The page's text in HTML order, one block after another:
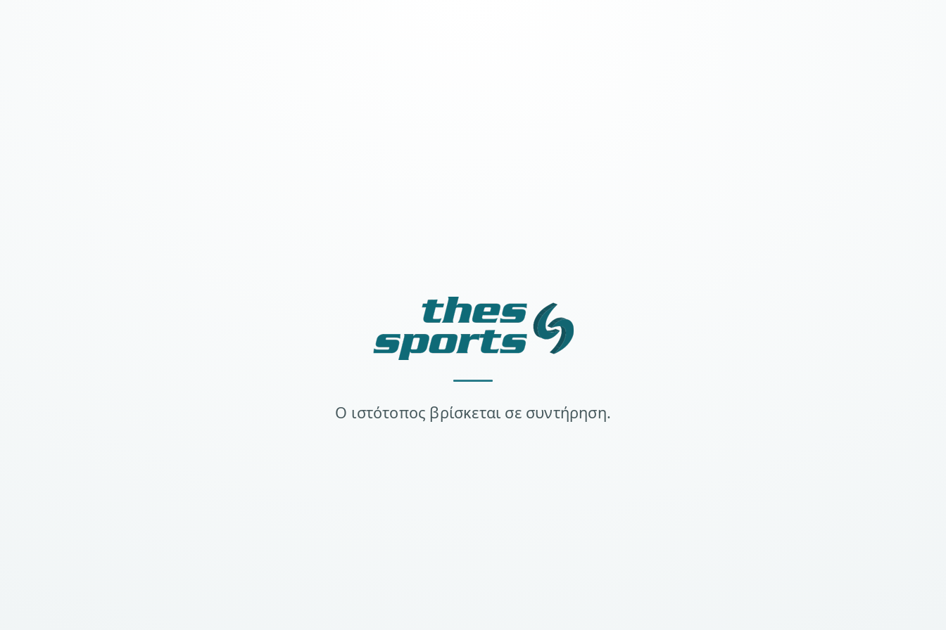
Ο ιστότοπος βρίσκεται σε συντήρηση.